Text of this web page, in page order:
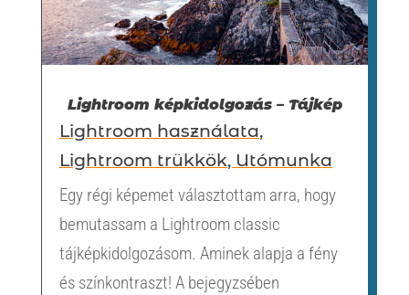
Lightroom képkidolgozás – Tájkép
Lightroom használata,
Lightroom trükkök, Utómunka
Egy régi képemet választottam arra, hogy
bemutassam a Lightroom classic
tájképkidolgozásom. Aminek alapja a fény
és színkontraszt! A bejegyzsében